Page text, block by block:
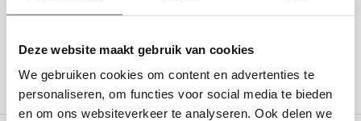
Deze website maakt gebruik van cookies
We gebruiken cookies om content en advertenties te
personaliseren, om functies voor social media te bieden
en om ons websiteverkeer te analyseren. Ook delen we
Customer service